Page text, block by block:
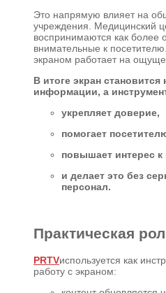
Это напрямую влияет на
учреждения. Медицинский
воспринимаются как более
внимательные к
экраном работает на
В итоге экран
информации, а
укрепляет доверие,
помогает
повышает интерес
и делает это без
персонал.
Практическая
PRTVиспользуется как
работу с экраном: